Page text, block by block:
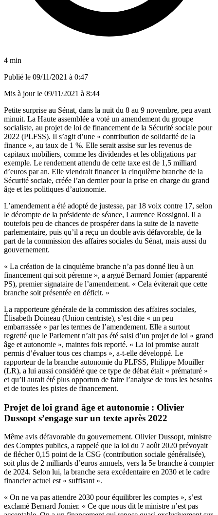
4 min
Publié le 09/11/2021 à 0:47
Mis à jour le 09/11/2021 à 8:44
Petite surprise au Sénat, dans la nuit du 8 au 9 novembre, peu avant
minuit. La Haute assemblée a voté un amendement du groupe
socialiste, au projet de loi de financement de la Sécurité sociale pour
2022 (PLFSS). Il s’agit d’une « contribution de solidarité de la
finance », au taux de 1 %. Elle serait assise sur les revenus de
capitaux mobiliers, comme les dividendes et les obligations par
exemple. Le rendement attendu de cette taxe est de 1,5 milliard
d’euros par an. Elle viendrait financer la cinquième branche de la
Sécurité sociale, créée l’an dernier pour la prise en charge du grand
âge et les politiques d’autonomie.
L’amendement a été adopté de justesse, par 18 voix contre 17, selon
le décompte de la présidente de séance, Laurence Rossignol. Il a
toutefois peu de chances de prospérer dans la suite de la navette
parlementaire, puis qu’il a reçu un double avis défavorable, de la
part de la commission des affaires sociales du Sénat, mais aussi du
gouvernement.
« La création de la cinquième branche n’a pas donné lieu à un
financement qui soit pérenne », a argué Bernard Jomier (apparenté
PS), premier signataire de l’amendement. « Cela éviterait que cette
branche soit présentée en déficit. »
La rapporteure générale de la commission des affaires sociales,
Élisabeth Doineau (Union centriste), s’est dite « un peu
embarrassée » par les termes de l’amendement. Elle a surtout
regretté que le Parlement n’ait pas été saisi d’un projet de loi « grand
âge et autonomie », maintes fois reporté. « La loi promise aurait
permis d’évaluer tous ces champs », a-t-elle développé. Le
rapporteur de la branche autonomie du PLFSS, Philippe Mouiller
(LR), a lui aussi considéré que ce type de débat était « prématuré »
et qu’il aurait été plus opportun de faire l’analyse de tous les besoins
et de toutes les pistes de financement.
Projet de loi grand âge et autonomie : Olivier
Dussopt s’engage sur un texte après 2022
Même avis défavorable du gouvernement. Olivier Dussopt, ministre
des Comptes publics, a rappelé que la loi du 7 août 2020 prévoyait
de flécher 0,15 point de la CSG (contribution sociale généralisée),
soit plus de 2 milliards d’euros annuels, vers la 5e branche à compter
de 2024. Selon lui, la branche sera excédentaire en 2030 et le cadre
financier actuel est « suffisant ».
« On ne va pas attendre 2030 pour équilibrer les comptes », s’est
exclamé Bernard Jomier. « Ce que nous dit le ministre n’est pas